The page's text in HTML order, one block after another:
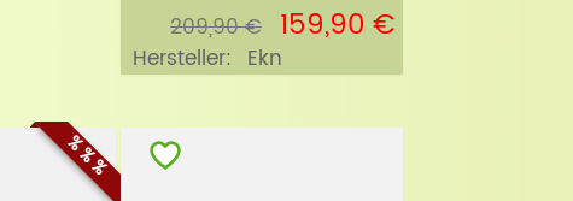
209,90 € 159,90 €
Hersteller: Ekn
% % %